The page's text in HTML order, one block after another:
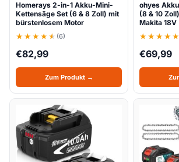
Homerays 2-in-1 Akku-Mini-
Kettensäge Set (6 & 8 Zoll) mit
bürstenlosem Motor
(6)
€82,99
Zum Produkt →
ohyes
(8 & 10
Makita 18V
€69,99